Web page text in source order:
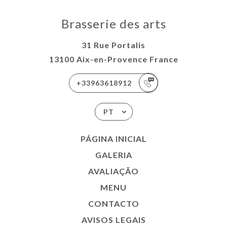
Brasserie des arts
31 Rue Portalis
13100 Aix-en-Provence France
+33963618912
PT
PÁGINA INICIAL
GALERIA
AVALIAÇÃO
MENU
CONTACTO
AVISOS LEGAIS